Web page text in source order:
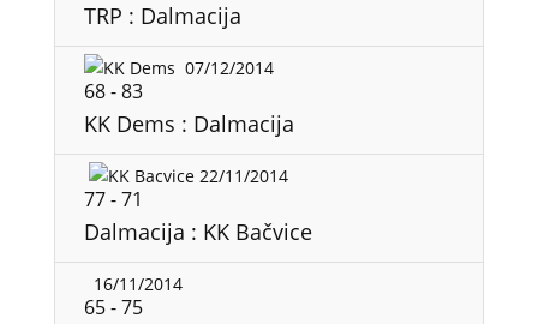
TRP : Dalmacija
07/12/2014
68-83
KK Dems : Dalmacija
22/11/2014
77-71
Dalmacija : KK Bačvice
16/11/2014
65-75